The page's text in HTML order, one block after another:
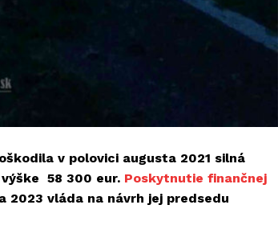
v polovici augusta 2021 silná
58 300 eur. Poskytnutie finančnej
2023 vláda na návrh jej predsedu